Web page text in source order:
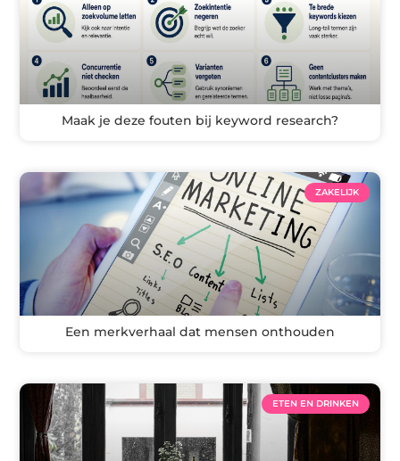
Maak je deze fouten bij keyword research?
ZAKELIJK
Een merkverhaal dat mensen onthouden
ETEN EN DRINKEN